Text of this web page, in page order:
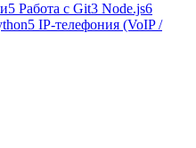
5 Работа с Git3 Node.js6
5 IP-телефония (VoIP /